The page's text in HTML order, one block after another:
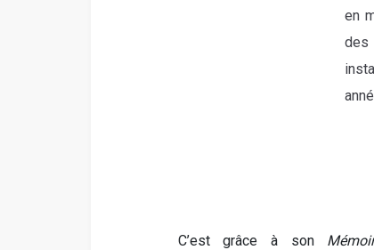
en
des
C’est grâce à son